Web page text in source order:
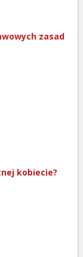
zasad
kobiecie?